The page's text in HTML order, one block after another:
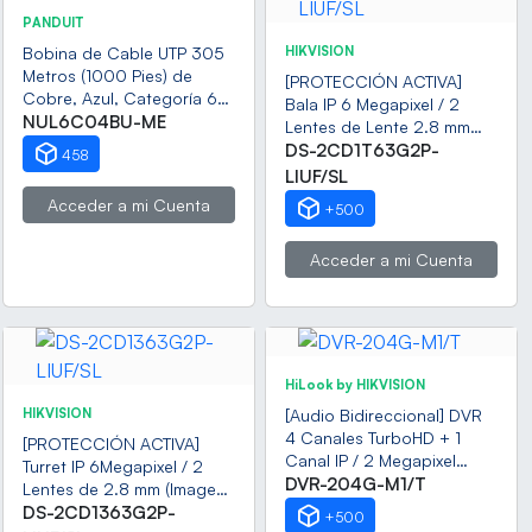
PANDUIT
Bobina de Cable UTP 305
Metros (1000 Pies) de
Cobre, Azul, Categoría 6
(24 AWG), 1000Mbps,
LSZH (Bajo Humo, Cero
Halógenos), de 4 Pares
NUL6C04BU-ME
458
Acceder a mi Cuenta
HIKVISION
[PROTECCIÓN ACTIVA]
Bala IP 6 Megapixel / 2
Lentes de Lente 2.8 mm
(Imagen Panorámica 180°) /
30 mts IR / Exterior IP67 /
Luz Intermitente y Alerta de
Audio / Audio Bidireccional
/ ACUSENSE / WDR 120 dB
/ Micro SD
DS-2CD1T63G2P-
LIUF/SL
+500
Acceder a mi Cuenta
HIKVISION
[PROTECCIÓN ACTIVA]
Turret IP 6Megapixel / 2
Lentes de 2.8 mm (Imagen
Panorámica 180°) / 30 mts
DS-2CD1363G2P-
HiLook by HIKVISION
[Audio Bidireccional] DVR
4 Canales TurboHD + 1
Canal IP / 2 Megapixel
(1080p) Lite / Acusense
Lite (Evita Falsas Alarmas) /
Audio por Coaxitron / 1
DVR-204G-M1/T
+500